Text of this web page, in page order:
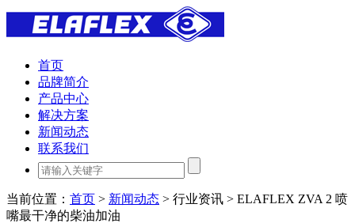
首页
品牌简介
产品中心
解决方案
新闻动态
联系我们
当前位置： 首页 > 新闻动态 > 行业资讯 > ELAFLEX ZVA 2 喷
嘴最干净的柴油加油